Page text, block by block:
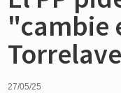
"cambie
27/05/25